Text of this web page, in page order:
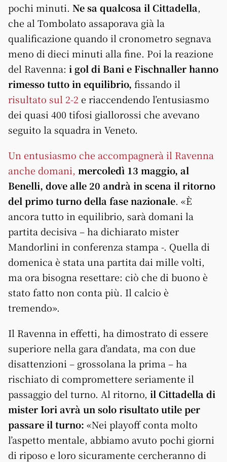
pochi minuti. Ne sa qualcosa il Cittadella,
che al Tombolato assaporava già la
qualificazione quando il cronometro segnava
meno di dieci minuti alla fine. Poi la reazione
del Ravenna: i gol di Bani e Fischnaller hanno
rimesso tutto in equilibrio, fissando il
risultato sul 2-2 e riaccendendo l’entusiasmo
dei quasi 400 tifosi giallorossi che avevano
seguito la squadra in Veneto.
Un entusiasmo che accompagnerà il Ravenna
anche domani, mercoledì 13 maggio, al
Benelli, dove alle 20 andrà in scena il ritorno
del primo turno della fase nazionale. «È
ancora tutto in equilibrio, sarà domani la
partita decisiva – ha dichiarato mister
Mandorlini in conferenza stampa -. Quella di
domenica è stata una partita dai mille volti,
ma ora bisogna resettare: ciò che di buono è
stato fatto non conta più. Il calcio è
tremendo».
Il Ravenna in effetti, ha dimostrato di essere
superiore nella gara d’andata, ma con due
disattenzioni – grossolana la prima – ha
rischiato di compromettere seriamente il
passaggio del turno. Al ritorno, il Cittadella di
mister Iori avrà un solo risultato utile per
passare il turno: «Nei playoff conta molto
l’aspetto mentale, abbiamo avuto pochi giorni
di riposo e loro sicuramente cercheranno di